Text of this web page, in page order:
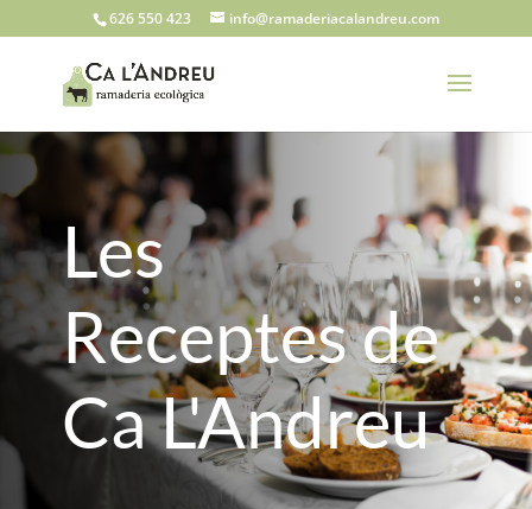
626 550 423 info@ramaderiacalandreu.com
Les
Receptes de
Ca L'Andreu